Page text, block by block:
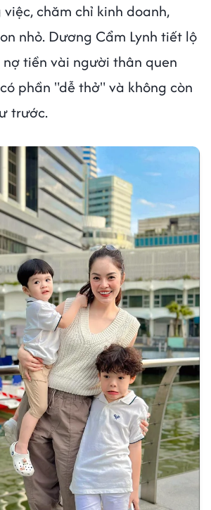
chăm chỉ kinh doanh,
nhỏ. Dương Cẩm Lynh tiết lộ
nợ tiền vài người thân quen
phần "dễ thở" và không còn
trước.